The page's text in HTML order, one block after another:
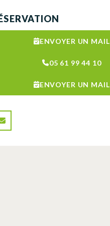
ENVOYER UN MAIL
05 61 99 44 10
ENVOYER UN MAIL